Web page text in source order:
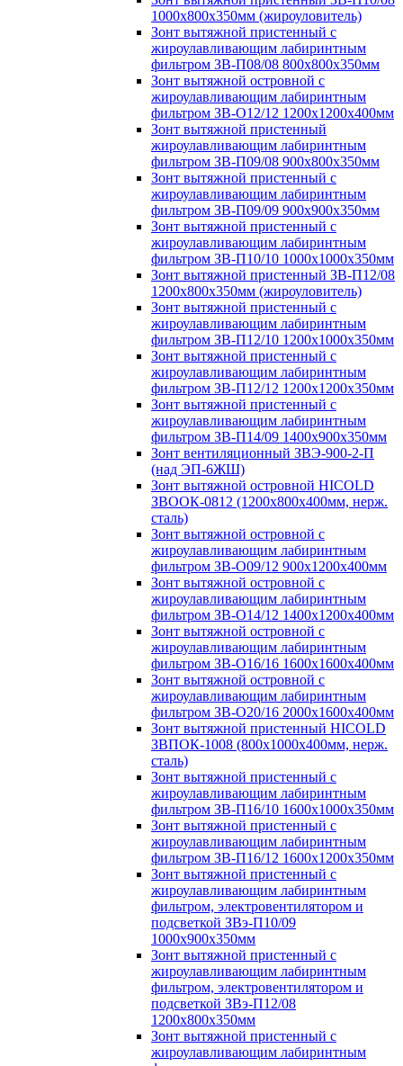
1000х800х350мм (жироуловитель)
Зонт вытяжной пристенный с
жироулавливающим лабиринтным
фильтром ЗВ-П08/08 800х800х350мм
Зонт вытяжной островной с
жироулавливающим лабиринтным
фильтром ЗВ-О12/12 1200х1200х400мм
Зонт вытяжной пристенный
жироулавливающим лабиринтным
фильтром ЗВ-П09/08 900х800х350мм
Зонт вытяжной пристенный с
жироулавливающим лабиринтным
фильтром ЗВ-П09/09 900х900х350мм
Зонт вытяжной пристенный с
жироулавливающим лабиринтным
фильтром ЗВ-П10/10 1000х1000х350мм
Зонт вытяжной пристенный ЗВ-П12/08
1200х800х350мм (жироуловитель)
Зонт вытяжной пристенный с
жироулавливающим лабиринтным
фильтром ЗВ-П12/10 1200х1000х350мм
Зонт вытяжной пристенный с
жироулавливающим лабиринтным
фильтром ЗВ-П12/12 1200х1200х350мм
Зонт вытяжной пристенный с
жироулавливающим лабиринтным
фильтром ЗВ-П14/09 1400х900х350мм
Зонт вентиляционный ЗВЭ-900-2-П
(над ЭП-6ЖШ)
Зонт вытяжной островной HICOLD
ЗВООК-0812 (1200х800x400мм, нерж.
сталь)
Зонт вытяжной островной с
жироулавливающим лабиринтным
фильтром ЗВ-О09/12 900х1200х400мм
Зонт вытяжной островной с
жироулавливающим лабиринтным
фильтром ЗВ-О14/12 1400х1200х400мм
Зонт вытяжной островной с
жироулавливающим лабиринтным
фильтром ЗВ-О16/16 1600х1600х400мм
Зонт вытяжной островной с
жироулавливающим лабиринтным
фильтром ЗВ-О20/16 2000х1600х400мм
Зонт вытяжной пристенный HICOLD
ЗВПОК-1008 (800х1000х400мм, нерж.
сталь)
Зонт вытяжной пристенный с
жироулавливающим лабиринтным
фильтром ЗВ-П16/10 1600х1000х350мм
Зонт вытяжной пристенный с
жироулавливающим лабиринтным
фильтром ЗВ-П16/12 1600х1200х350мм
Зонт вытяжной пристенный с
жироулавливающим лабиринтным
фильтром, электровентилятором и
подсветкой ЗВэ-П10/09
1000х900х350мм
Зонт вытяжной пристенный с
жироулавливающим лабиринтным
фильтром, электровентилятором и
подсветкой ЗВэ-П12/08
1200х800х350мм
Зонт вытяжной пристенный с
жироулавливающим лабиринтным